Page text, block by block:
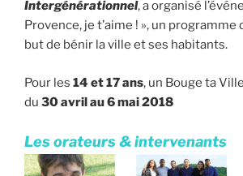
Intergénérationnel, a organisé
Provence, je t’aime ! », un programme
but de bénir la ville et ses habitants.
Pour les 14 et 17 ans, un Bouge ta Ville
du 30 avril au 6 mai 2018
Les orateurs & intervenants